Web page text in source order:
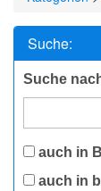
Suche:
Suche
auch in
auch in